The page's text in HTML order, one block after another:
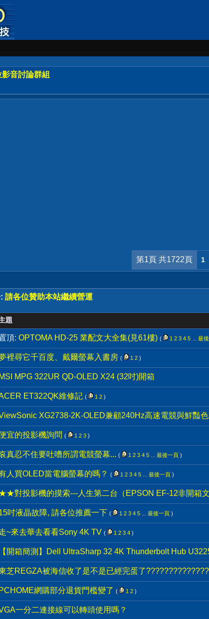
影音討論群組
第1頁 共1722頁 1
請各位贊助本站繼續營運
題
頂: OPTOMA HD-25 業配文大全集(見61樓) ( 1 2 3 4 5 最
裡尋它千百度、戴爾螢幕入書房 ( 1 2 )
MSI MPG 322UR QD-OLED X24 (32吋)開箱
ET322QK維修記 ( 1 2 )
XG2738-2K-OLED兼顧240Hz高速電競與鮮豔
宜的投影機詢問 ( 1 2 3 )
真忍不住要吐嘈所謂電競螢幕... ( 1 2 3 4 5 最後一頁 )
人買OLED當電腦螢幕的嗎？ ( 1 2 3 4 5 最後一頁 )
對投影機的摸索---人生第二台（EPSON EF-12非開箱
吋液晶故障, 請各位推薦一下 ( 1 2 3 4 5 最後一頁 )
~來去華去看看Sony 4K TV ( 1 2 3 4 )
【開箱簡測】Dell UltraSharp 32 4K Thunderbolt Hub
芝REGZA被海信收了是不是已經完蛋了??????????????
PCHOME網購部分退貨門檻變了 ( 1 2 )
一分二連接線可以轉頭使用嗎？